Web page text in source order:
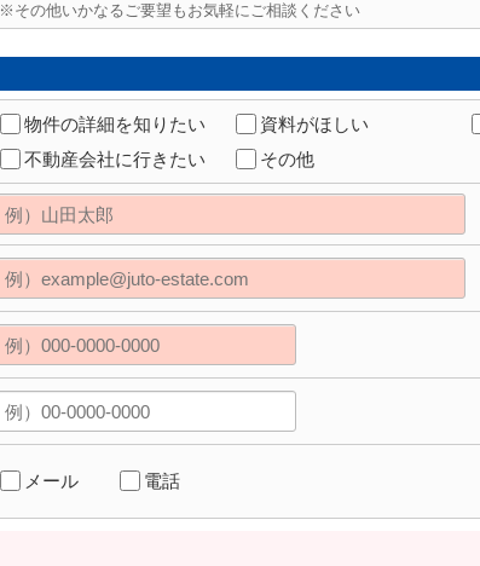
※その他いかなるご要望もお気軽にご相談ください
物件の詳細を知りたい 資料がほしい
不動産会社に行きたい
その他
メール 電話